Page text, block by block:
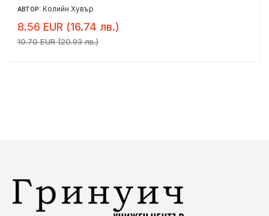
АВТОР: Колийн Хувър
8.56 EUR (16.74 лв.)
10.70 EUR (20.93 лв.)